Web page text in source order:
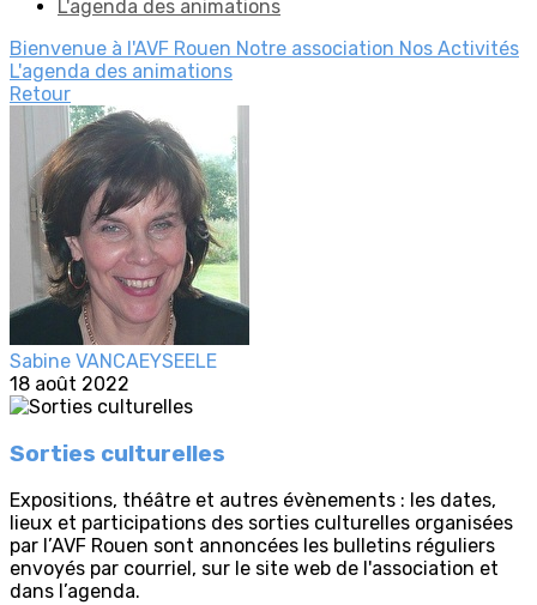
L'agenda des animations
Bienvenue à l'AVF Rouen Notre association Nos Activités
L'agenda des animations
Retour
Sabine VANCAEYSEELE
18 août 2022
Sorties culturelles
Expositions, théâtre et autres évènements : les dates,
lieux et participations des sorties culturelles organisées
par l’AVF Rouen sont annoncées les bulletins réguliers
envoyés par courriel, sur le site web de l'association et
dans l’agenda.